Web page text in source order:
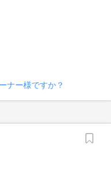
ナー様ですか？